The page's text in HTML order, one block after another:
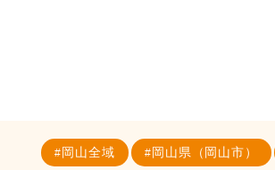
岡山全域 岡山県（岡山市）